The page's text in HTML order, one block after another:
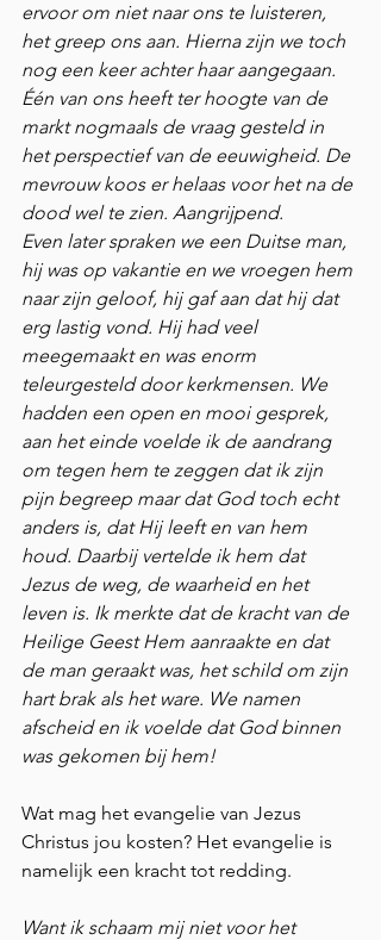
ervoor om niet naar ons te luisteren,
het greep ons aan. Hierna zijn we toch
nog een keer achter haar aangegaan.
Één van ons heeft ter hoogte van de
markt nogmaals de vraag gesteld in
het perspectief van de eeuwigheid. De
mevrouw koos er helaas voor het na de
dood wel te zien. Aangrijpend.
Even later spraken we een Duitse man,
hij was op vakantie en we vroegen hem
naar zijn geloof, hij gaf aan dat hij dat
erg lastig vond. Hij had veel
meegemaakt en was enorm
teleurgesteld door kerkmensen. We
hadden een open en mooi gesprek,
aan het einde voelde ik de aandrang
om tegen hem te zeggen dat ik zijn
pijn begreep maar dat God toch echt
anders is, dat Hij leeft en van hem
houd. Daarbij vertelde ik hem dat
Jezus de weg, de waarheid en het
leven is. Ik merkte dat de kracht van de
Heilige Geest Hem aanraakte en dat
de man geraakt was, het schild om zijn
hart brak als het ware. We namen
afscheid en ik voelde dat God binnen
was gekomen bij hem!
Wat mag het evangelie van Jezus
Christus jou kosten? Het evangelie is
namelijk een kracht tot redding.
Want ik schaam mij niet voor het